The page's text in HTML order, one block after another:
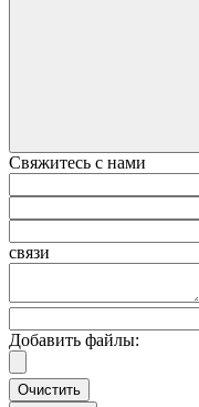
Свяжитесь с нами
связи
Добавить файлы:
Очистить